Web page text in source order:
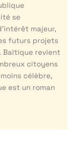
se
majeur,
futurs projets
Baltique revient
citoyens
célèbre,
est un roman